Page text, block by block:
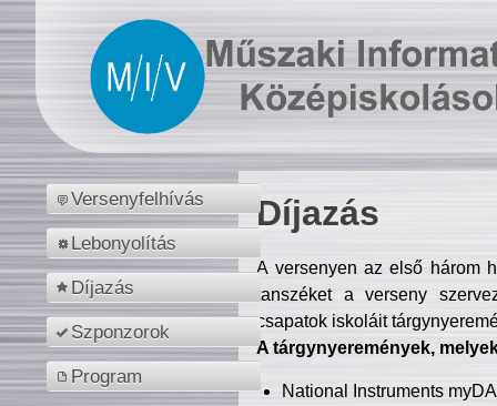
Versenyfelhívás
Lebonyolítás
Díjazás
Szponzorok
Program
Díjazás
A versenyen az első három
tanszéket a verseny
csapatok iskoláit
A tárgynyeremények,
National Instruments